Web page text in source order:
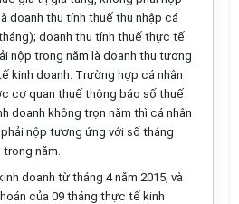
doanh thu tính thuế thu nhập cá
doanh thu tính thuế thực tế
nộp trong năm là doanh thu tương
kinh doanh. Trường hợp cá nhân
cơ quan thuế thông báo số thuế
doanh không trọn năm thì cá nhân
nộp tương ứng với số tháng
năm.
doanh từ tháng 4 năm 2015, và
của 09 tháng thực tế kinh